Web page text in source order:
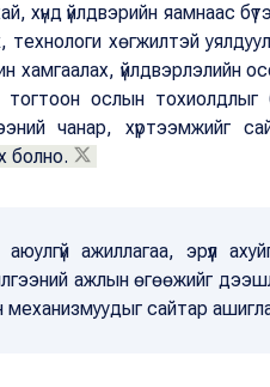
хүнд үйлдвэрийн яамнаас
технологи хөгжилтэй
хамгаалах, үйлдвэрлэлийн
тогтоон ослын тохиолдлыг
чанар, хүртээмжийг
болно.
ажиллагаа, эрүүл
ажлын өгөөжийг
сайтар